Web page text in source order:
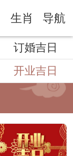
生肖 导航
订婚吉日
开业吉日